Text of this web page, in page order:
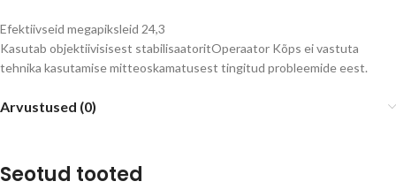
Efektiivseid megapiksleid 24,3
Kasutab objektiivisisest stabilisaatoritOperaator Kõps ei vastuta
tehnika kasutamise mitteoskamatusest tingitud probleemide eest.
Arvustused (0)
Seotud tooted